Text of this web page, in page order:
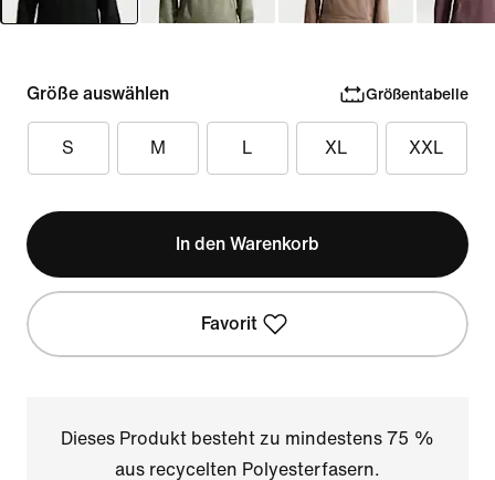
Größe auswählen Größentabelle
S M L XL XXL
In den Warenkorb
Favorit
Dieses Produkt besteht zu mindestens 75 %
aus recycelten Polyesterfasern.